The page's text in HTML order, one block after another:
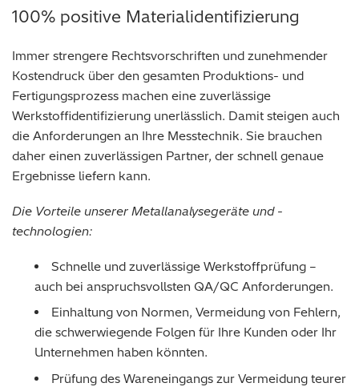
100% positive Materialidentifizierung
Immer strengere Rechtsvorschriften und zunehmender
Kostendruck über den gesamten Produktions- und
Fertigungsprozess machen eine zuverlässige
Werkstoffidentifizierung unerlässlich. Damit steigen auch
die Anforderungen an Ihre Messtechnik. Sie brauchen
daher einen zuverlässigen Partner, der schnell genaue
Ergebnisse liefern kann.
Die Vorteile unserer Metallanalysegeräte und -
technologien:
Schnelle und zuverlässige Werkstoffprüfung –
auch bei anspruchsvollsten QA/QC Anforderungen.
Einhaltung von Normen, Vermeidung von Fehlern,
die schwerwiegende Folgen für Ihre Kunden oder Ihr
Unternehmen haben könnten.
Prüfung des Wareneingangs zur Vermeidung teurer